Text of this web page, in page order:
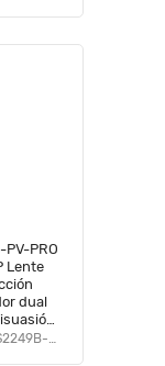
PRO
Lente
dual
PoEDAHUA / DHT0060131 / DH-IPC-PTS2249B-E2-S-PV-PRO